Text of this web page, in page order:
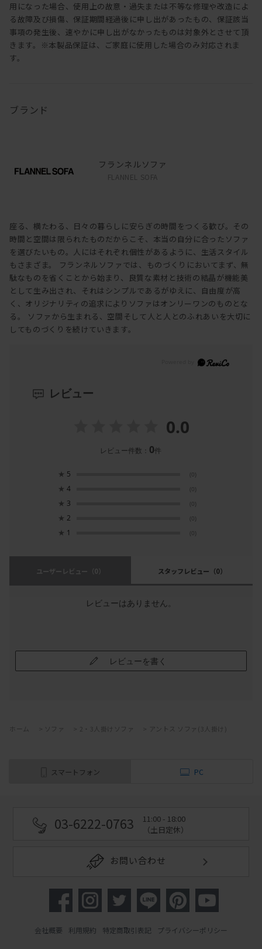
用になった場合、使用上の故意・過失または不等な修理や改造によ
る故障及び損傷、保証期間経過後に申し出があったもの、保証該当
事項の発生後、速やかに申し出がなかったものは対象外とさせて頂
きます。※本製品保証は、ご家庭に使用した場合のみ対応されま
す。
ブランド
フランネルソファ
FLANNEL SOFA
座る、横たわる、日々の暮らしに安らぎの時間をつくる歓び。その
時間と空間は限られたものだからこそ、本当の自分に合ったソファ
を選びたいもの。人にはそれぞれ個性があるように、生活スタイル
もさまざま。 フランネルソファでは、ものづくりにおいてまず、無
駄なものを省くことから始まり、良質な素材と技術の結晶が機能美
として生み出され、それはシンプルであるがゆえに、自由度が高
く、オリジナリティの追求によりソファはオンリーワンのものとな
る。 ソファから生まれる、空間そして人と人とのふれあいを大切に
してものづくりを続けていきます。
レビュー
0.0
レビュー件数： 0件
★ 5 (0)
★ 4 (0)
★ 3 (0)
★ 2 (0)
★ 1 (0)
ユーザーレビュー （0） スタッフレビュー （0）
レビューはありません。
レビューを書く
ホーム ソファ 2・3人掛けソファ アントス ソファ(3人掛け)
スマートフォン PC
03-6222-0763
11:00 - 18:00
（土日定休）
お問い合わせ
会社概要 利用規約 特定商取引表記 プライバシーポリシー